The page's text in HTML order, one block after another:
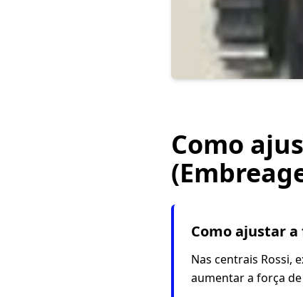
Como
Como ajustar
Nas centrais Rossi,
aumentar a força